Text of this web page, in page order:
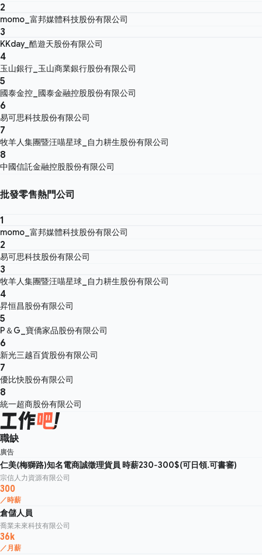
2
momo_富邦媒體科技股份有限公司
3
KKday_酷遊天股份有限公司
4
玉山銀行_玉山商業銀行股份有限公司
5
國泰金控_國泰金融控股股份有限公司
6
易可思科技股份有限公司
7
牧羊人集團暨汪喵星球_自力耕生股份有限公司
8
中國信託金融控股股份有限公司
批發零售熱門公司
1
momo_富邦媒體科技股份有限公司
2
易可思科技股份有限公司
3
牧羊人集團暨汪喵星球_自力耕生股份有限公司
4
昇恒昌股份有限公司
5
P＆G_寶僑家品股份有限公司
6
新光三越百貨股份有限公司
7
優比快股份有限公司
8
統一超商股份有限公司
職缺
廣告
仁美(梅獅路)知名電商誠徵理貨員 時薪230-300$(可日領.可書審)
宗信人力資源有限公司
300
／時薪
倉儲人員
喬業未來科技有限公司
36k
／月薪